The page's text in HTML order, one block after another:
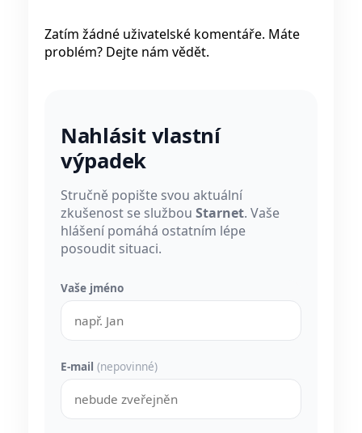
Zatím žádné uživatelské komentáře. Máte
problém? Dejte nám vědět.
Nahlásit vlastní
výpadek
Stručně popište svou aktuální
zkušenost se službou Starnet. Vaše
hlášení pomáhá ostatním lépe
posoudit situaci.
Vaše jméno
E-mail (nepovinné)